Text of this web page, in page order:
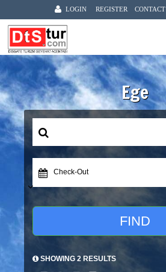
LOGIN REGISTER CONTACT
Ege
Check-Out
FIND
SHOWING 2 RESULTS